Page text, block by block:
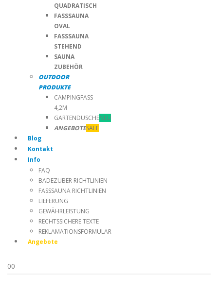
QUADRATISCH
FASSSAUNA
OVAL
FASSSAUNA
STEHEND
SAUNA
ZUBEHÖR
OUTDOOR
PRODUKTE
CAMPINGFASS
4,2M
GARTENDUSCHENEU
ANGEBOTESALE
Blog
Kontakt
Info
FAQ
BADEZUBER RICHTLINIEN
FASSSAUNA RICHTLINIEN
LIEFERUNG
GEWÄHRLEISTUNG
RECHTSSICHERE TEXTE
REKLAMATIONSFORMULAR
Angebote
00